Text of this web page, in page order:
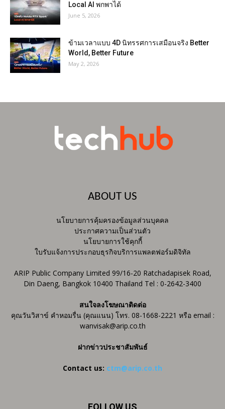
Local AI พกพาได้
June 5, 2026
ข้ามเวลาแบบ 4D นิทรรศการเสมือนจริง Better
World, Better Future
May 2, 2026
ABOUT US
นโยบายการคุ้มครองข้อมูลส่วนบุคคล
ประกาศความเป็นส่วนตัว
นโยบายการใช้คุกกี้
ใบรับแจ้งการประกอบธุรกิจบริการแพลตฟอร์มดิจิทัล
ARIP Public Company Limited 99/16-20 Ratchadapisek Road,
Din Daeng, Bangkok 10400 Thailand Tel : 0-2642-3400
สนใจลงโฆษณาติดต่อ
คุณวันวิสาข์ คำหอมรื่น (คุณแนน) โทร. 08-1668-2221 หรือ email :
wanvisak@arip.co.th
ฝากข่าวประชาสัมพันธ์
Contact us: ctm@arip.co.th
FOLLOW US